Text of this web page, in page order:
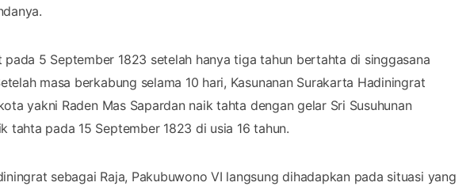
pada 5 September 1823 setelah hanya tiga tahun bertahta di singgasana
masa berkabung selama 10 hari, Kasunanan Surakarta Hadiningrat
yakni Raden Mas Sapardan naik tahta dengan gelar Sri Susuhunan
tahta pada 15 September 1823 di usia 16 tahun.
sebagai Raja, Pakubuwono VI langsung dihadapkan pada situasi yang